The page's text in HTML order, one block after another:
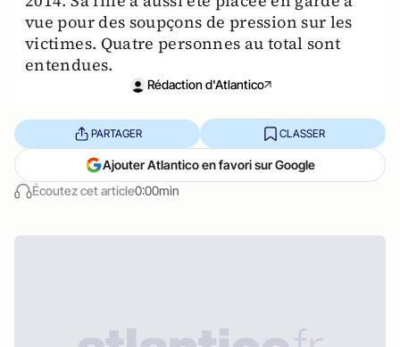
vue pour des soupçons de pression sur les
victimes. Quatre personnes au total sont
entendues.
Rédaction d'Atlantico
Écoutez cet article0:00min
PARTAGER CLASSER
Ajouter Atlantico en favori sur Google